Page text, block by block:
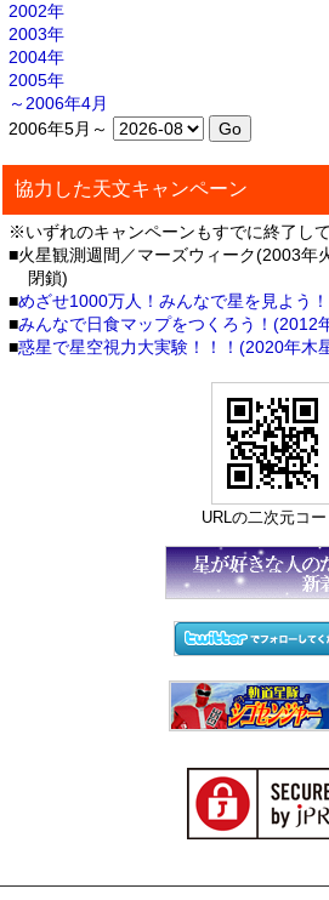
2002年
2003年
2004年
2005年
～2006年4月
2006年5月～
協力した天文キャンペーン
※いずれのキャンペーンもすでに終了して
■火星観測週間／マーズウィーク(2003年
閉鎖)
■めざせ1000万人！みんなで星を見よう
■みんなで日食マップをつくろう！(2012
■惑星で星空視力大実験！！！(2020年木
URLの二次元コー